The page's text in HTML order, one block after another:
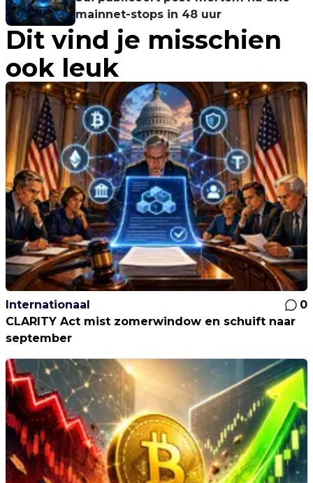
mainnet-stops in 48 uur
Dit vind je misschien
ook leuk
Internationaal
0
CLARITY Act mist zomerwindow en schuift naar
september